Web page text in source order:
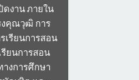
งาน ภายใน
งคุณวุฒิ การ
เรียนการสอน
รียนการสอน
งการศึกษา